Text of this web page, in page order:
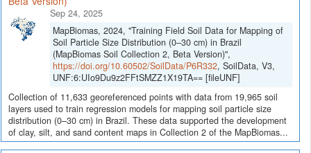
Sep 24, 2025
MapBiomas, 2024, "Training Field Soil Data for Mapping of
Soil Particle Size Distribution (0–30 cm) in Brazil
(MapBiomas Soil Collection 2, Beta Version)",
https://doi.org/10.60502/SoilData/P6R332, SoilData, V3,
UNF:6:UIo9Du9z2FFtSMZZ1X19TA== [fileUNF]
Collection of 11,633 georeferenced points with data from 19,965 soil
layers used to train regression models for mapping soil particle size
distribution (0–30 cm) in Brazil. These data supported the development
of clay, silt, and sand content maps in Collection 2 of the MapBiomas...